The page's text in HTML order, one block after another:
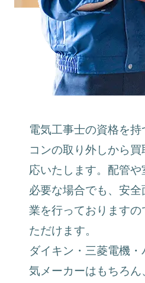
電気工事士の資格を
コンの取り外しから
応いたします。配管
必要な場合でも、安
業を行っております
ただけます。
ダイキン・三菱電機
気メーカーはもちろ